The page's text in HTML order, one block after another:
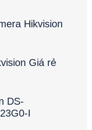
Hikvision
Giá rẻ
DS-
I